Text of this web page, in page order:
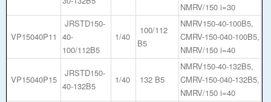
NMRV/150 i=30
VP15040P11
JRSTD150-
40-
100/112B5
1/40
100/112
B5
NMRV150-40-100B5,
CMRV-150-040-100B5,
NMRV/150 i=40
VP15040P15
JRSTD150-
40-132B5
1/40 132 B5
NMRV150-40-132B5,
CMRV-150-040-132B5,
NMRV/150 i=40